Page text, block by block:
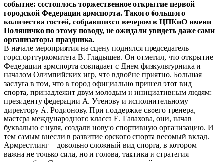
событие: состоялось торжественное открытие первой
городской Федерации армспорта. Такого большого
количества гостей, собравшихся вечером в ЦПКиО имени
Поляничко по этому поводу, не ожидали увидеть даже сами
организаторы праздника.
В начале мероприятия на сцену поднялся председатель
горспорттуркомитета В. Гладышев. Он отметил, что открытие
Федерации армспорта совпадает с Днем физкультурника и
началом Олимпийских игр, что вдвойне приятно. Большая
заслуга в том, что в город официально пришел этот вид
спорта, принадлежит двум молодым и инициативным людям:
президенту федерации А. Утенову и исполнительному
директору А. Родионову. При поддержке своего тренера,
мастера международного класса Е. Галахова, они, начав
буквально с нуля, создали новую спортивную организацию. И
тем самым внесли в развитие орского спорта весомый вклад.
Армрестлинг – довольно сложный вид спорта, в котором
важна не только сила, но и голова, тактика и стратегия